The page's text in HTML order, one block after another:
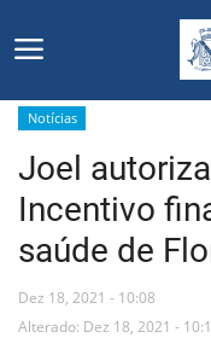
Início
Editais
Floriano
Notícias
Joel
Incentivo
saúde de
Dez 18, 2021 - 10:08
Alterado: Dez 18, 2021 -